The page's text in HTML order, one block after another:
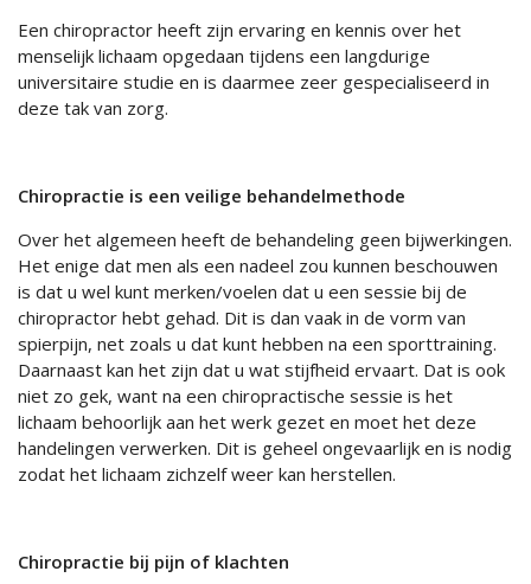
Een chiropractor heeft zijn ervaring en kennis over het
menselijk lichaam opgedaan tijdens een langdurige
universitaire studie en is daarmee zeer gespecialiseerd in
deze tak van zorg.
Chiropractie is een veilige behandelmethode
Over het algemeen heeft de behandeling geen bijwerkingen.
Het enige dat men als een nadeel zou kunnen beschouwen
is dat u wel kunt merken/voelen dat u een sessie bij de
chiropractor hebt gehad. Dit is dan vaak in de vorm van
spierpijn, net zoals u dat kunt hebben na een sporttraining.
Daarnaast kan het zijn dat u wat stijfheid ervaart. Dat is ook
niet zo gek, want na een chiropractische sessie is het
lichaam behoorlijk aan het werk gezet en moet het deze
handelingen verwerken. Dit is geheel ongevaarlijk en is nodig
zodat het lichaam zichzelf weer kan herstellen.
Chiropractie bij pijn of klachten